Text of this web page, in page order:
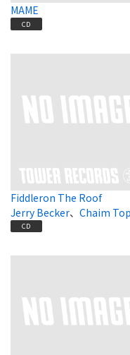
MAME
CD
Fiddleron The Roof
Jerry Becker、 Chaim
CD